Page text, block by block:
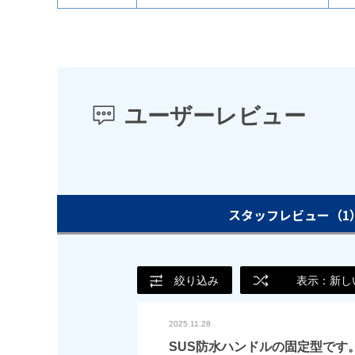
ユーザーレビュー
スタッフレビュー （1）
絞り込み 表示：新し
2025.11.28
SUS防水ハンドルの固定型です。